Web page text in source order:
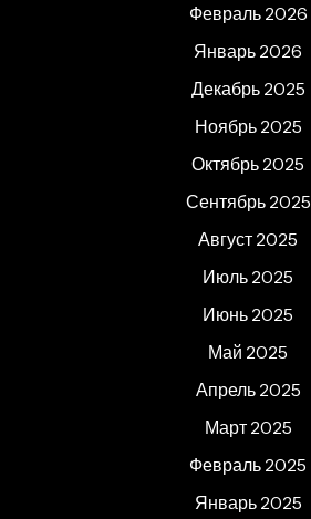
Февраль 2026
Январь 2026
Декабрь 2025
Ноябрь 2025
Октябрь 2025
Сентябрь 2025
Август 2025
Июль 2025
Июнь 2025
Май 2025
Апрель 2025
Март 2025
Февраль 2025
Январь 2025